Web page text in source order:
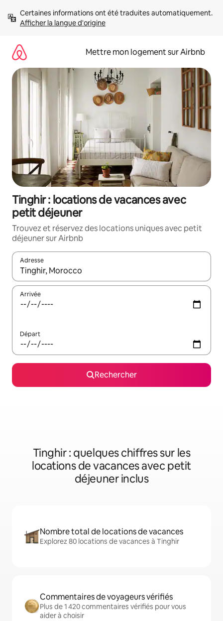
directement
Afficher la langue d'origine
Mettre mon logement sur Airbnb
Tinghir : locations de vacances avec
petit déjeuner
Trouvez et réservez des locations uniques avec petit
déjeuner sur Airbnb
Adresse
Lorsque les résultats s'affichent, utilisez les flèches vers le
Arrivée
Départ
Rechercher
Tinghir : quelques chiffres sur les
locations de vacances avec petit
déjeuner inclus
Nombre total de locations de vacances
Explorez 80 locations de vacances à Tinghir
Commentaires de voyageurs vérifiés
Plus de 1 420 commentaires vérifiés pour vous
aider à choisir